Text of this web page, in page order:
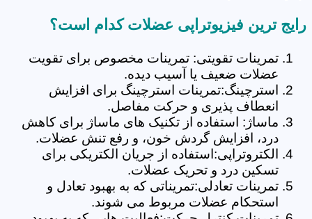
رایج ترین فیزیوتراپی عضلات کدام است؟
تمرینات تقویتی: تمرینات مخصوص برای تقویت
عضلات ضعیف یا آسیب دیده.
استرچینگ:تمرینات استرچینگ برای افزایش
انعطاف پذیری و حرکت مفاصل.
ماساژ: استفاده از تکنیک های ماساژ برای کاهش
درد، افزایش گردش خون، و رفع تنش عضلات.
الکتروتراپی:استفاده از جریان الکتریکی برای
تسکین درد و تحریک عضلات.
تمرینات تعادلی:تمریناتی که به بهبود تعادل و
استحکام عضلات مربوط می شوند.